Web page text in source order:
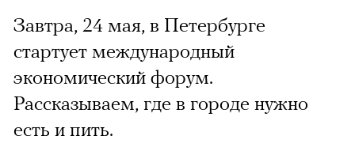
Завтра, 24 мая, в Петербурге
стартует международный
экономический форум.
Рассказываем, где в городе нужно
есть и пить.